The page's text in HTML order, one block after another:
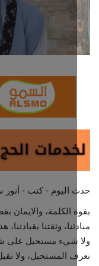
ثقافة وفن
اقتصاد
التقارير والحوارات
مؤسسة حدث اليوم
الطقس
صحة
منصة حرة
تكنولوجيا وسيارات
اليوم - كتب - أنور سيول
الكلمة، والايمان بقضيتنا
وثقتنا بقيادتنا، هذه
شيء مستحيل على شعبنا
المستحيل، ولا نقبل أن